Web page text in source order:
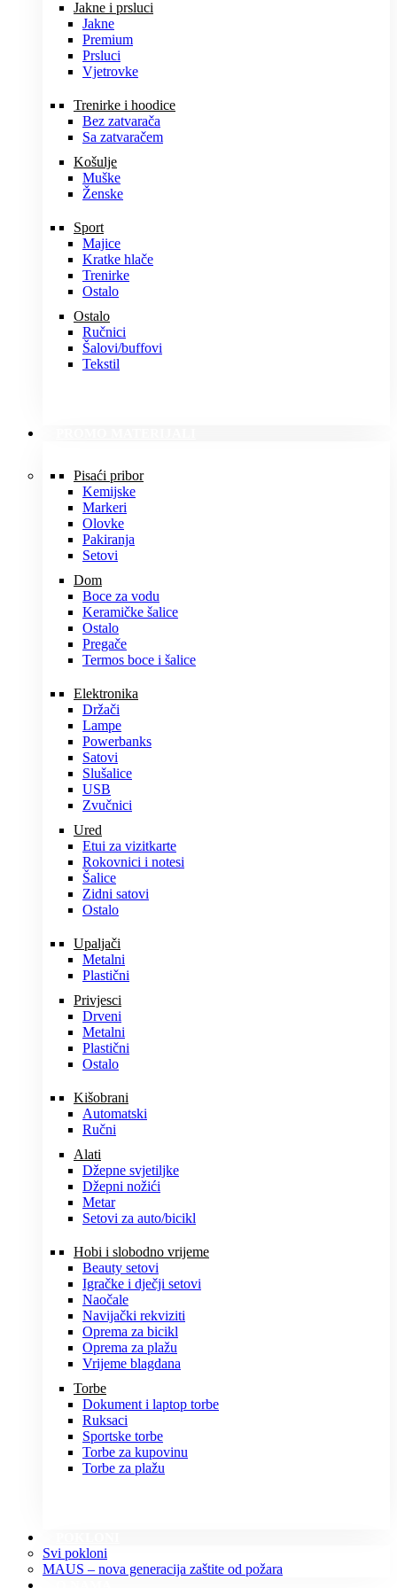
Jakne i prsluci
Jakne
Premium
Prsluci
Vjetrovke
Trenirke i hoodice
Bez zatvarača
Sa zatvaračem
Košulje
Muške
Ženske
Sport
Majice
Kratke hlače
Trenirke
Ostalo
Ostalo
Ručnici
Šalovi/buffovi
Tekstil
Pisaći pribor
Kemijske
Markeri
Olovke
Pakiranja
Setovi
Dom
Boce za vodu
Keramičke šalice
Ostalo
Pregače
Termos boce i šalice
Elektronika
Držači
Lampe
Powerbanks
Satovi
Slušalice
USB
Zvučnici
Ured
Etui za vizitkarte
Rokovnici i notesi
Šalice
Zidni satovi
Ostalo
Upaljači
Metalni
Plastični
Privjesci
Drveni
Metalni
Plastični
Ostalo
Kišobrani
Automatski
Ručni
Alati
Džepne svjetiljke
Džepni nožići
Metar
Setovi za auto/bicikl
Hobi i slobodno vrijeme
Beauty setovi
Igračke i dječji setovi
Naočale
Navijački rekviziti
Oprema za bicikl
Oprema za plažu
Vrijeme blagdana
Torbe
Dokument i laptop torbe
Ruksaci
Sportske torbe
Torbe za kupovinu
Torbe za plažu
Svi pokloni
MAUS – nova generacija zaštite od požara